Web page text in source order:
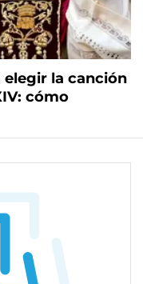
elegir la canción
cómo